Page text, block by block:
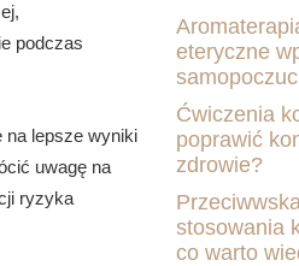
podczas
na lepsze wyniki
uwagę na
ryzyka
eteryczne
Ćwiczenia
poprawić
zdrowie?
stosowania
co warto